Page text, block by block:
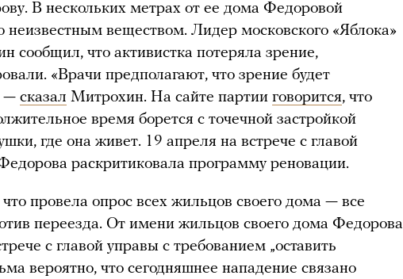
В нескольких метрах от ее дома Федоровой
неизвестным веществом. Лидер московского «Яблока»
сообщил, что активистка потеряла зрение,
«Врачи предполагают, что зрение будет
— сказал Митрохин. На сайте партии говорится, что
время борется с точечной застройкой
где она живет. 19 апреля на встрече с главой
раскритиковала программу реновации.
провела опрос всех жильцов своего дома — все
переезда. От имени жильцов своего дома Федорова
с главой управы с требованием „оставить
вероятно, что сегодняшнее нападение связано